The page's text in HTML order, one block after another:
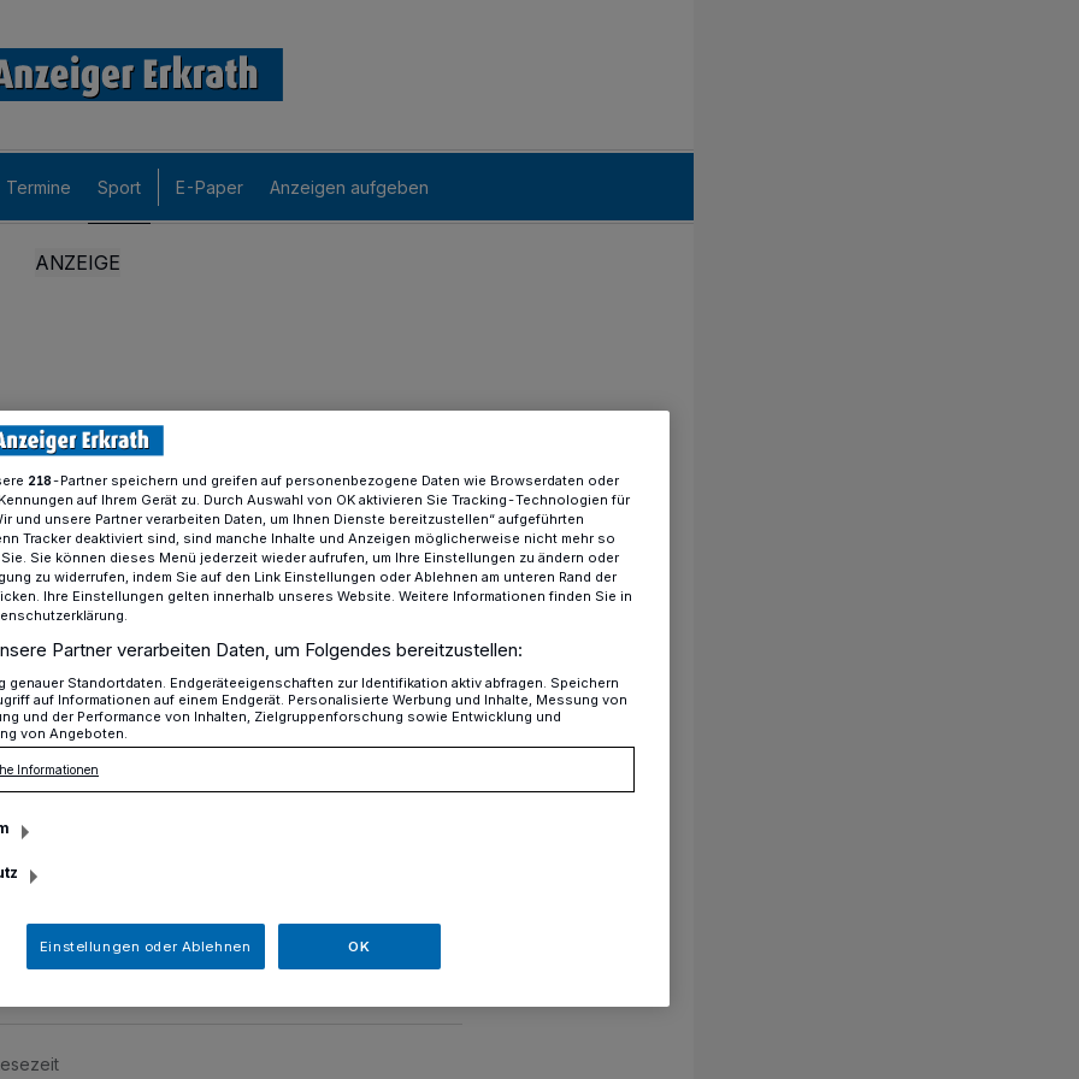
Termine Sport E-Paper Anzeigen aufgeben
Hochdahl
TSV Hochdahl
lädt diesen Samstag ab 14 Uhr zum
Haus an der Sedentaler Straße
218-Partner speichern und greifen auf personenbezogene Daten wie Browserdaten oder
auf Ihrem Gerät zu. Durch Auswahl von OK aktivieren Sie Tracking-Technologien für
und unsere Partner verarbeiten Daten, um Ihnen Dienste bereitzustellen“ aufgeführten
Tracker deaktiviert sind, sind manche Inhalte und Anzeigen möglicherweise nicht mehr so
Sie können dieses Menü jederzeit wieder aufrufen, um Ihre Einstellungen zu ändern oder
zu widerrufen, indem Sie auf den Link Einstellungen oder Ablehnen am unteren Rand der
Ihre Einstellungen gelten innerhalb unseres Website. Weitere Informationen finden Sie in
Partner verarbeiten Daten, um Folgendes bereitzustellen:
genauer Standortdaten. Endgeräteeigenschaften zur Identifikation aktiv abfragen. Speichern
auf Informationen auf einem Endgerät. Personalisierte Werbung und Inhalte, Messung von
und der Performance von Inhalten, Zielgruppenforschung sowie Entwicklung und
von Angeboten.
Informationen
Einstellungen oder Ablehnen OK